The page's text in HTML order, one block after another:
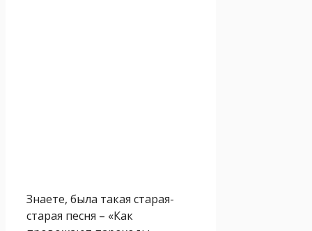
Знаете, была такая старая-
старая песня – «Как